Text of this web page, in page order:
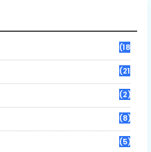
(184)
(21)
(2)
(8)
(5)